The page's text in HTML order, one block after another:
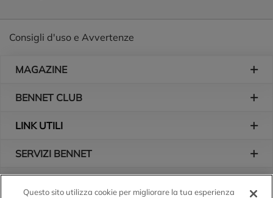
Consigli d'uso e Avvertenze
MAGAZINE
BENNET CLUB
LINK UTILI
SERVIZI BENNET
Questo sito utilizza cookie per migliorare la tua esperienza